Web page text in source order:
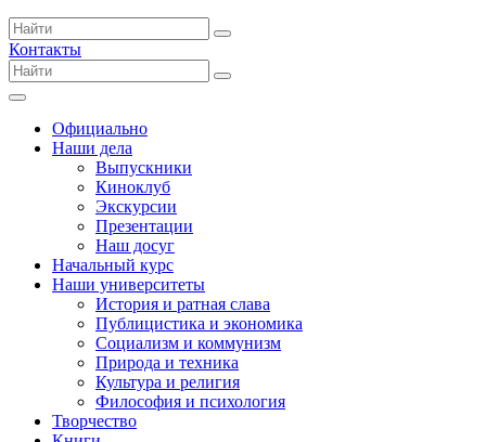
Контакты
Официально
Наши дела
Выпускники
Киноклуб
Экскурсии
Презентации
Наш досуг
Начальный курс
Наши университеты
История и ратная слава
Публицистика и экономика
Социализм и коммунизм
Природа и техника
Культура и религия
Философия и психология
Творчество